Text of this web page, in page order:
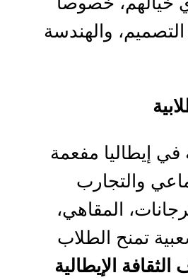
والهندسة
في إيطاليا مفعمة
والتجارب
المقاهي،
تمنح الطلاب
الثقافة الإيطالية